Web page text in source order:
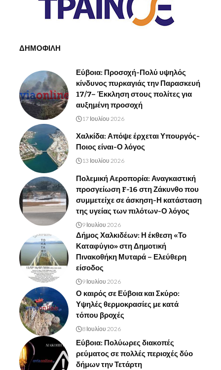
ΔΗΜΟΦΙΛΗ
Εύβοια: Προσοχή-Πολύ υψηλός
κίνδυνος πυρκαγιάς την Παρασκευή
17/7– Έκκληση στους πολίτες για
αυξημένη προσοχή
17 Ιουλίου 2026
Χαλκίδα: Απόψε έρχεται Υπουργός-
Ποιος είναι-Ο λόγος
13 Ιουλίου 2026
Πολεμική Αεροπορία: Αναγκαστική
προσγείωση F-16 στη Ζάκυνθο που
συμμετείχε σε άσκηση-Η κατάσταση
της υγείας των πιλότων-Ο λόγος
9 Ιουλίου 2026
Δήμος Χαλκιδέων: Η έκθεση «Το
Καταφύγιο» στη Δημοτική
Πινακοθήκη Μυταρά – Ελεύθερη
είσοδος
9 Ιουλίου 2026
Ο καιρός σε Εύβοια και Σκύρο:
Υψηλές θερμοκρασίες με κατά
τόπου βροχές
8 Ιουλίου 2026
Εύβοια: Πολύωρες διακοπές
ρεύματος σε πολλές περιοχές δύο
δήμων την Τετάρτη